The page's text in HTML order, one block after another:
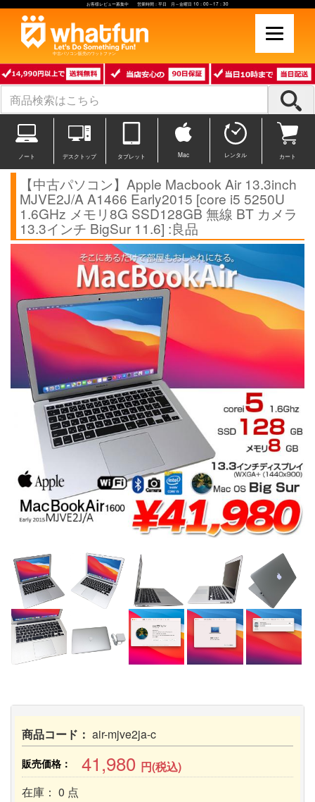
お客様レビュー募集中 営業時間：平日 月～金曜日 10：00～17：30
中古パソコン販売のワットファン
ノート デスクトップ タブレット Mac レンタル カート
【中古パソコン】Apple Macbook Air 13.3inch
MJVE2J/A A1466 Early2015 [core i5 5250U
1.6GHz メモリ8G SSD128GB 無線 BT カメラ
13.3インチ BigSur 11.6] :良品
商品コード： air-mjve2ja-c
販売価格： 41,980 円(税込)
在庫： 0 点